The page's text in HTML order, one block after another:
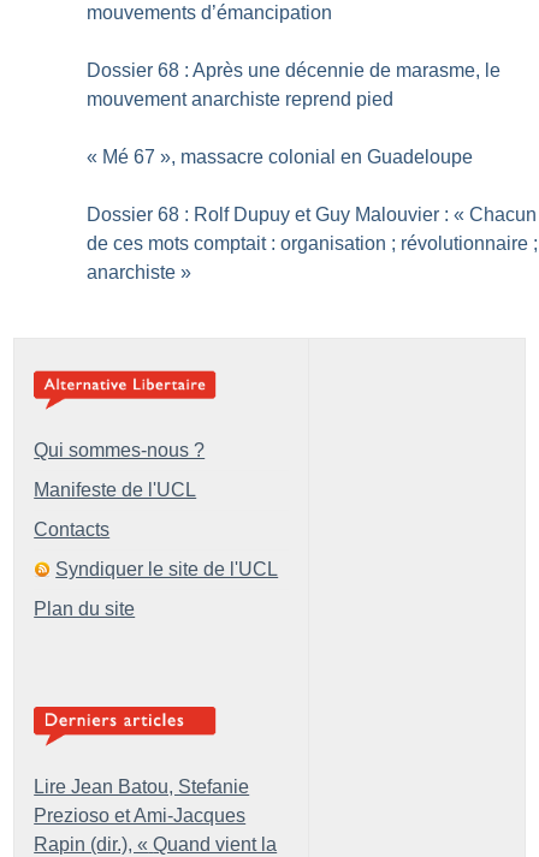
mouvements d’émancipation
Dossier 68 : Après une décennie de marasme, le
mouvement anarchiste reprend pied
« Mé 67 », massacre colonial en Guadeloupe
Dossier 68 : Rolf Dupuy et Guy Malouvier : « Chacun
de ces mots comptait : organisation ; révolutionnaire ;
anarchiste »
Qui sommes-nous ?
Manifeste de l'UCL
Contacts
Syndiquer le site de l'UCL
Plan du site
Lire Jean Batou, Stefanie
Prezioso et Ami-Jacques
Rapin (dir.), « Quand vient la